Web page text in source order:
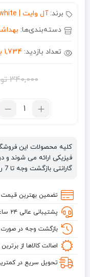
برند:آل وایت | All white
دسته‌بندی‌ها:
تعداد بازدید: 1,734 بازدید
340,000
تعداد:
نعنایی
آل
وایت
white
مدل
Micro
Mint
بسته
54
کلیه محصولات این
فیزیکی ارائه می شوند
گارانتی بازگشت وجه تا 7 روز پس از خرید می باشند.
تضمین بهترین قیمت
پشتیبانی عالی ۲۴ ساعته، ۷ روز هفته
بازگشت وجه در
اصالت کالاها از برترین
تحویل سریع در